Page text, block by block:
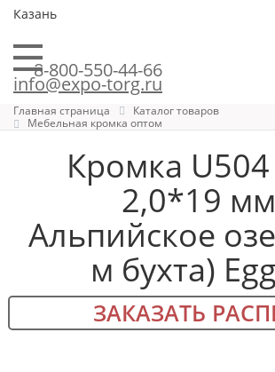
Казань
8-800-550-44-66
info@expo-torg.ru
Главная страница
Каталог товаров
Мебельная кромка оптом
Кромка U504
2,0*19 мм
Альпийское
м бухта)
ЗАКАЗАТЬ